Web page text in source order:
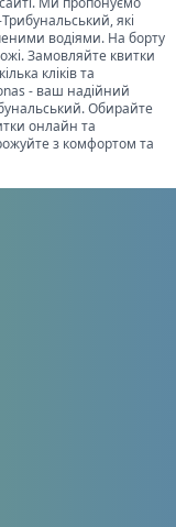
0
Starlink 0
1
1
, які
водіями. На борту
Замовляйте квитки
кліків та
- ваш надійний
. Обирайте
онлайн та
з комфортом та